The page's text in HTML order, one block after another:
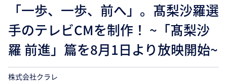
「一歩、一歩、前へ」。髙梨沙羅選
手のテレビCMを制作！ ~「髙梨沙
羅 前進」篇を8月1日より放映開始~
株式会社クラレ